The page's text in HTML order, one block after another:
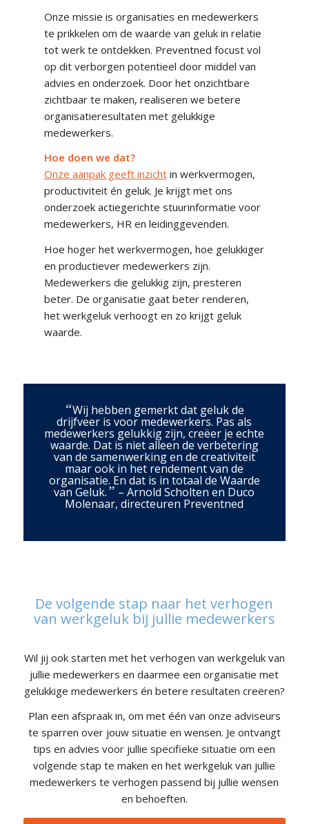
Onze missie is organisaties en medewerkers
te prikkelen om de waarde van geluk in relatie
tot werk te ontdekken. Preventned focust vol
op dit verborgen potentieel door middel van
advies en onderzoek. Door het onzichtbare
zichtbaar te maken, realiseren we betere
organisatieresultaten met gelukkige
medewerkers.
Hoe doen we dat?
Onze aanpak geeft inzichtin werkvermogen,
productiviteit én geluk. Je krijgt met ons
onderzoek actiegerichte stuurinformatie voor
medewerkers, HR en leidinggevenden.
Hoe hoger het werkvermogen, hoe gelukkiger
en productiever medewerkers zijn.
Medewerkers die gelukkig zijn, presteren
beter. De organisatie gaat beter renderen,
het werkgeluk verhoogt en zo krijgt geluk
waarde.
“Wij hebben gemerkt dat geluk de
drijfveer is voor medewerkers. Pas als
medewerkers gelukkig zijn, creëer je echte
waarde. Dat is niet alleen de verbetering
van de samenwerking en de creativiteit
maar ook in het rendement van de
organisatie. En dat is in totaal de Waarde
van Geluk.” – Arnold Scholten en Duco
Molenaar, directeuren Preventned
De volgende stap naar het verhogen
van werkgeluk bij jullie medewerkers
Wil jij ook starten met het verhogen van werkgeluk van
jullie medewerkers en daarmee een organisatie met
gelukkige medewerkers én betere resultaten creëren?
Plan een afspraak in, om met één van onze adviseurs
te sparren over jouw situatie en wensen. Je ontvangt
tips en advies voor jullie specifieke situatie om een
volgende stap te maken en het werkgeluk van jullie
medewerkers te verhogen passend bij jullie wensen
en behoeften.